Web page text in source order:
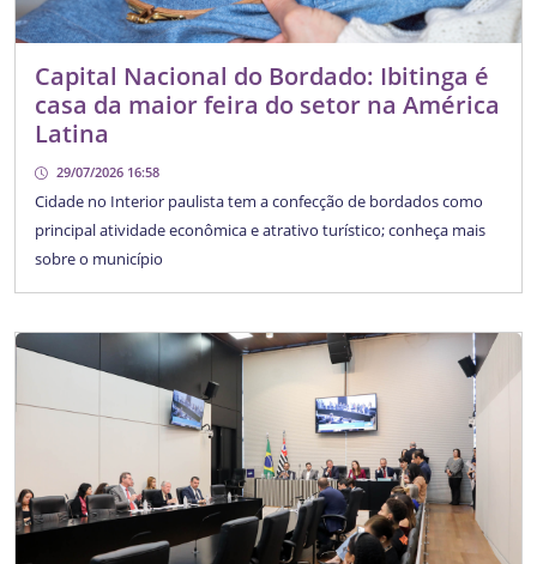
Capital Nacional do Bordado: Ibitinga é
casa da maior feira do setor na América
Latina
29/07/2026 16:58
Cidade no Interior paulista tem a confecção de bordados como
principal atividade econômica e atrativo turístico; conheça mais
sobre o município